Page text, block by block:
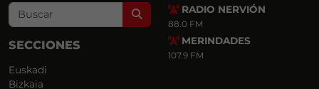
Search
SECCIONES
Euskadi
Bizkaia
RADIO NERVIÓN
88.0 FM
MERINDADES
107.9 FM